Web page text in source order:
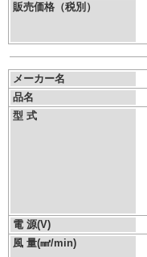
販売価格（税別）
メーカー名
品名
型 式
電 源(V)
風 量(㎣/min)